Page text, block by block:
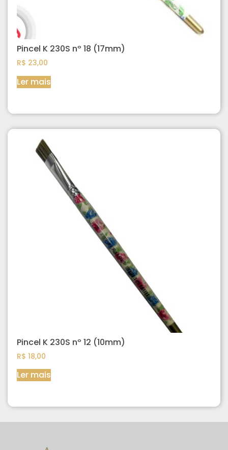
Pincel K 230S nº 18 (17mm)
R$ 23,00
Ler mais
Pincel K 230S nº 12 (10mm)
R$ 18,00
Ler mais